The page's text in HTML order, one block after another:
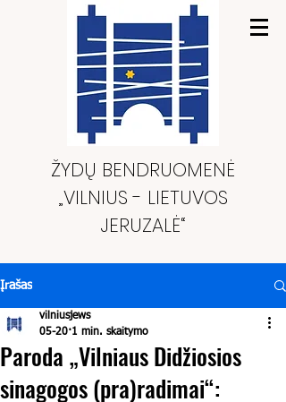
ŽYDŲ BENDRUOMENĖ
„VILNIUS - LIETUVOS
JERUZALĖ“
Įrašas
Paroda „Vilniaus Didžiosios
sinagogos (pra)radimai“:
vilniusjews
05-20 1 min. skaitymo